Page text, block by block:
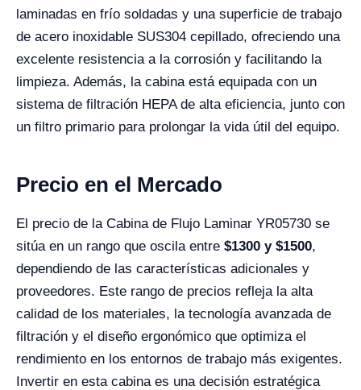
laminadas en frío soldadas y una superficie de trabajo
de acero inoxidable SUS304 cepillado, ofreciendo una
excelente resistencia a la corrosión y facilitando la
limpieza. Además, la cabina está equipada con un
sistema de filtración HEPA de alta eficiencia, junto con
un filtro primario para prolongar la vida útil del equipo.
Precio en el Mercado
El precio de la Cabina de Flujo Laminar YR05730 se
sitúa en un rango que oscila entre $1300 y $1500,
dependiendo de las características adicionales y
proveedores. Este rango de precios refleja la alta
calidad de los materiales, la tecnología avanzada de
filtración y el diseño ergonómico que optimiza el
rendimiento en los entornos de trabajo más exigentes.
Invertir en esta cabina es una decisión estratégica